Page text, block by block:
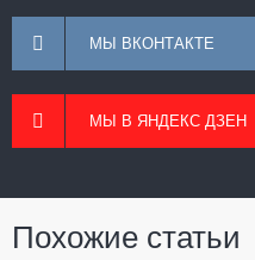
МЫ ВКОНТАКТЕ
МЫ В ЯНДЕКС ДЗЕН
Похожие статьи